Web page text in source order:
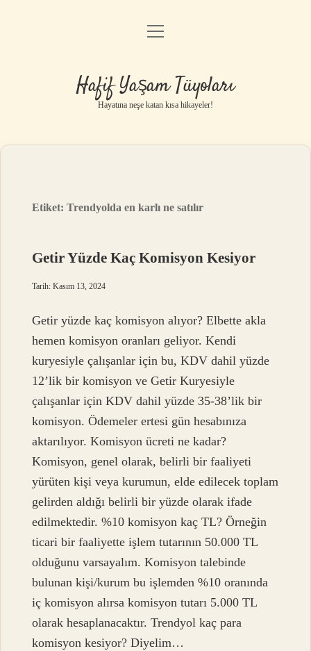
Anasayfa
Yasal Uyarı
menüyü
Hafif Yaşam Tüyoları
Hayatına neşe katan kısa hikayeler!
Etiket:Trendyolda en karlı ne satılır
Getir Yüzde Kaç Komisyon Kesiyor
Tarih: Kasım 13, 2024
Getir yüzde kaç komisyon alıyor? Elbette akla
hemen komisyon oranları geliyor. Kendi
kuryesiyle çalışanlar için bu, KDV dahil yüzde
12’lik bir komisyon ve Getir Kuryesiyle
çalışanlar için KDV dahil yüzde 35-38’lik bir
komisyon. Ödemeler ertesi gün hesabınıza
aktarılıyor. Komisyon ücreti ne kadar?
Komisyon, genel olarak, belirli bir faaliyeti
yürüten kişi veya kurumun, elde edilecek toplam
gelirden aldığı belirli bir yüzde olarak ifade
edilmektedir. %10 komisyon kaç TL? Örneğin
ticari bir faaliyette işlem tutarının 50.000 TL
olduğunu varsayalım. Komisyon talebinde
bulunan kişi/kurum bu işlemden %10 oranında
iç komisyon alırsa komisyon tutarı 5.000 TL
olarak hesaplanacaktır. Trendyol kaç para
komisyon kesiyor? Diyelim…